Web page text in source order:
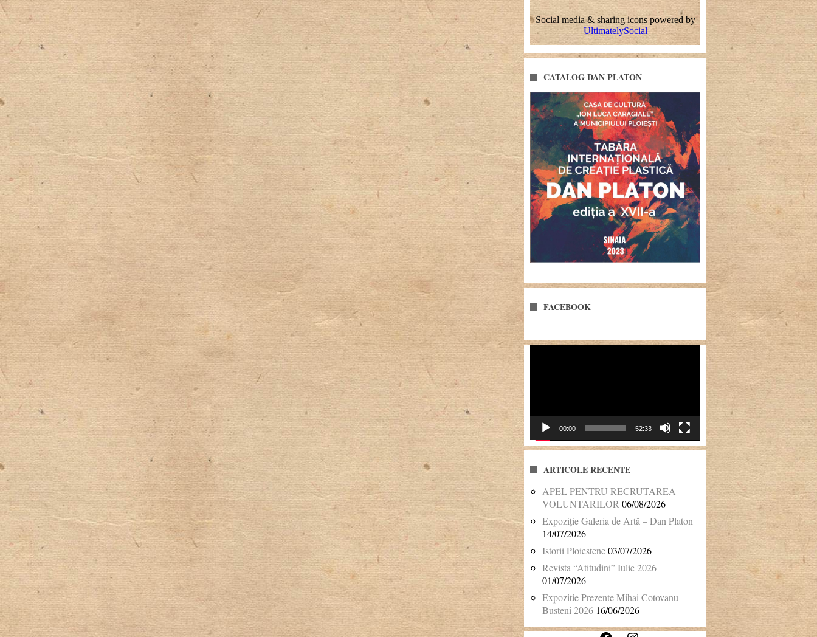
CATALOG DAN PLATON
FACEBOOK
00:00 52:33
ARTICOLE RECENTE
APEL PENTRU RECRUTAREA
VOLUNTARILOR06/08/2026
Expoziție Galeria de Artă – Dan Platon
14/07/2026
Istorii Ploiestene03/07/2026
Revista “Atitudini” Iulie 2026
01/07/2026
Expozitie Prezente Mihai Cotovanu –
Busteni 2026 16/06/2026